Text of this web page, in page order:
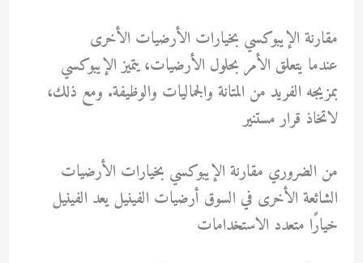
مقارنة الإيبوكسي بخيارات الأرضيات الأخرى
عندما يتعلق الأمر بحلول الأرضيات، يتميز الإيبوكسي
بمزيجه الفريد من المتانة والجماليات والوظيفة. ومع ذلك،
لاتخاذ قرار مستنير
من الضروري مقارنة الإيبوكسي بخيارات الأرضيات
الشائعة الأخرى في السوق أرضيات الفينيل يعد الفينيل
خيارًا متعدد الاستخدامات